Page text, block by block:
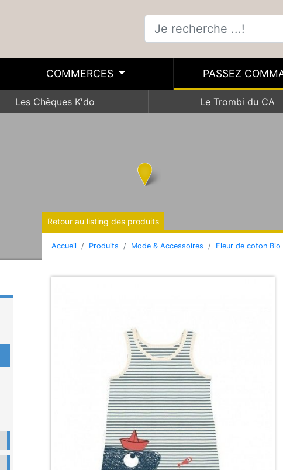
COMMERCES PASSEZ
Les Chèques K'do Le Trombi du CA
Retour au listing des produits
Accueil Produits Mode & Accessoires Fleur de coton Bio